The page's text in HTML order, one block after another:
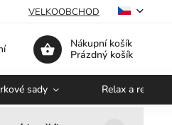
VELKOOBCHOD
Nákupní košík
Prázdný košík
sady Relax a